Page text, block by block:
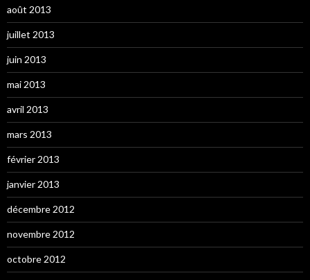
août 2013
juillet 2013
juin 2013
mai 2013
avril 2013
mars 2013
février 2013
janvier 2013
décembre 2012
novembre 2012
octobre 2012